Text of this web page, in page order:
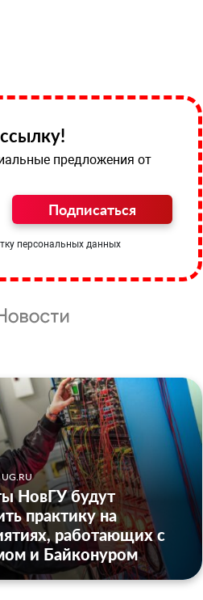
предложения от
Подписаться
персональных данных
НовГУ будут
практику на
работающих с
и Байконуром